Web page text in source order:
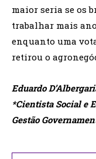
maior seria se os
trabalhar mais
enquanto uma
retirou o
Eduardo
*Cientista Social e
Gestão